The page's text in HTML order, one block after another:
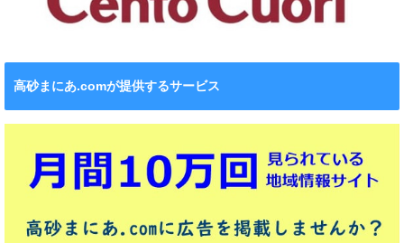
高砂まにあ.comが提供するサービス